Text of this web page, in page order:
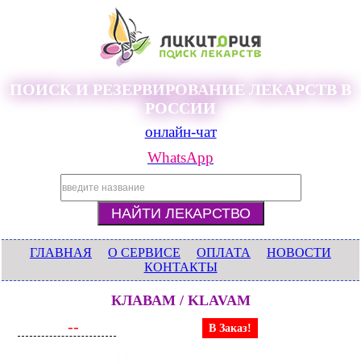
ПОИСК И РЕЗЕРВИРОВАНИЕ ЛЕКАРСТВ В
РОССИИ
онлайн-чат
WhatsApp
ГЛАВНАЯ О СЕРВИСЕ ОПЛАТА
НОВОСТИ
КОНТАКТЫ
КЛАВАМ / KLAVAM
-- В Заказ!